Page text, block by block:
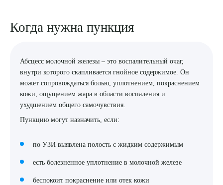
Когда нужна пункция
Абсцесс молочной железы – это воспалительный очаг,
внутри которого скапливается гнойное содержимое. Он
может сопровождаться болью, уплотнением, покраснением
кожи, ощущением жара в области воспаления и
ухудшением общего самочувствия.
Пункцию могут назначить, если:
по УЗИ выявлена полость с жидким содержимым
есть болезненное уплотнение в молочной железе
беспокоит покраснение или отек кожи